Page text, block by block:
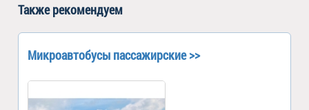
Также рекомендуем
Микроавтобусы пассажирские >>